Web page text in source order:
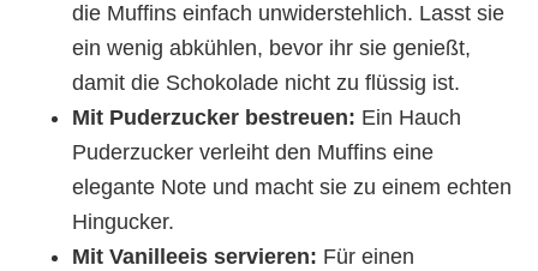
die Muffins einfach unwiderstehlich. Lasst sie
ein wenig abkühlen, bevor ihr sie genießt,
damit die Schokolade nicht zu flüssig ist.
Mit Puderzucker bestreuen: Ein Hauch
Puderzucker verleiht den Muffins eine
elegante Note und macht sie zu einem echten
Hingucker.
Mit Vanilleeis servieren: Für einen